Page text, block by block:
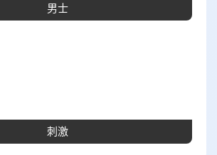
男士
刺激